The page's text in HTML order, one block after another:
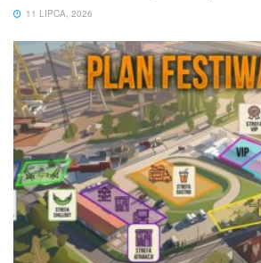
11 LIPCA, 2026